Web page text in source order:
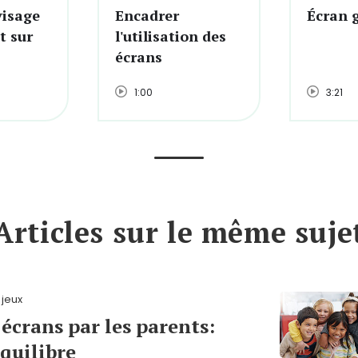
sur
Encadrer
l'utilisation des
écrans
1:00
Écran
3:21
sur le même
par les parents: